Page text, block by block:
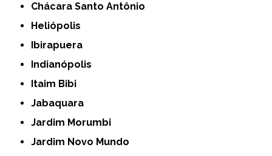
Chácara Santo Antônio
Heliópolis
Ibirapuera
Indianópolis
Itaim Bibi
Jabaquara
Jardim Morumbi
Jardim Novo Mundo